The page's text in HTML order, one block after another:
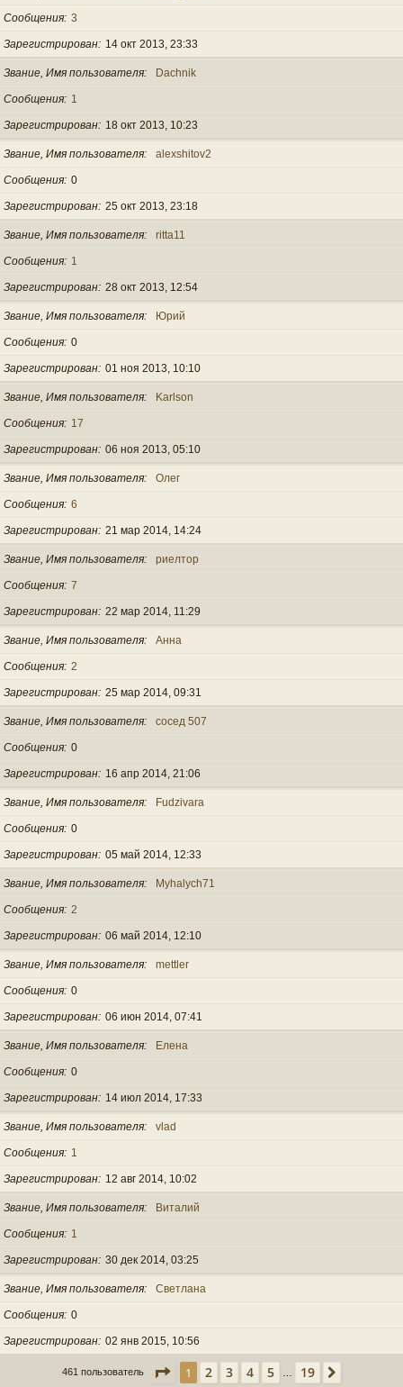
Сообщения 3
Зарегистрирован 14 окт 2013, 23:33
Звание, Имя пользователя Dachnik
Сообщения 1
Зарегистрирован 18 окт 2013, 10:23
Звание, Имя пользователя alexshitov2
Сообщения 0
Зарегистрирован 25 окт 2013, 23:18
Звание, Имя пользователя ritta11
Сообщения 1
Зарегистрирован 28 окт 2013, 12:54
Звание, Имя пользователя Юрий
Сообщения 0
Зарегистрирован 01 ноя 2013, 10:10
Звание, Имя пользователя Karlson
Сообщения 17
Зарегистрирован 06 ноя 2013, 05:10
Звание, Имя пользователя Олег
Сообщения 6
Зарегистрирован 21 мар 2014, 14:24
Звание, Имя пользователя риелтор
Сообщения 7
Зарегистрирован 22 мар 2014, 11:29
Звание, Имя пользователя Анна
Сообщения 2
Зарегистрирован 25 мар 2014, 09:31
Звание, Имя пользователя сосед 507
Сообщения 0
Зарегистрирован 16 апр 2014, 21:06
Звание, Имя пользователя Fudzivara
Сообщения 0
Зарегистрирован 05 май 2014, 12:33
Звание, Имя пользователя Myhalych71
Сообщения 2
Зарегистрирован 06 май 2014, 12:10
Звание, Имя пользователя mettler
Сообщения 0
Зарегистрирован 06 июн 2014, 07:41
Звание, Имя пользователя Елена
Сообщения 0
Зарегистрирован 14 июл 2014, 17:33
Звание, Имя пользователя vlad
Сообщения 1
Зарегистрирован 12 авг 2014, 10:02
Звание, Имя пользователя Виталий
Сообщения 1
Зарегистрирован 30 дек 2014, 03:25
Звание, Имя пользователя Светлана
Сообщения 0
Зарегистрирован 02 янв 2015, 10:56
461 пользователь Страница из 19
1 2 3 4 5 19